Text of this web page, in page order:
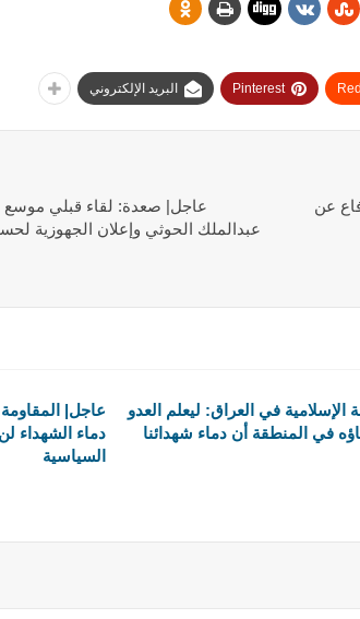
Pinterest البريد الإلكتروني
عن
عاجل| صعدة: لقاء قبلي موسع
عبدالملك الحوثي وإعلان الجهوزية
الإسلامية في العراق: ليعلم العدو
في المنطقة أن دماء شهدائنا
عاجل|
دماء الشهداء
السياسية